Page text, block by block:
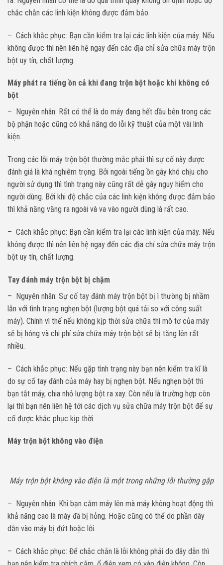
chắc chắn các linh kiện không được đảm bảo.
– Cách khắc phục: Bạn cần kiểm tra lại các linh kiện của máy. Nếu
không được thì nên liên hệ ngay đến các địa chỉ sửa chữa máy trộn
bột uy tín, chất lượng.
Máy phát ra tiếng ồn cả khi đang trộn bột hoặc khi không có
bột
– Nguyên nhân: Rất có thể là do máy đang hết dầu bên trong các
bộ phận hoặc cũng có khả năng do lỗi kỹ thuật của một vài linh
kiện.
Trong các lỗi máy trộn bột thường mắc phải thì sự cố này được
đánh giá là khá nghiêm trọng. Bởi ngoài tiếng ồn gây khó chịu cho
người sử dụng thì tình trạng này cũng rất dễ gây nguy hiểm cho
người dùng. Bởi khi độ chắc của các linh kiện không được đảm bảo
thì khả năng văng ra ngoài và va vào người dùng là rất cao.
– Cách khắc phục: Bạn cần kiểm tra lại các linh kiện của máy. Nếu
không được thì nên liên hệ ngay đến các địa chỉ sửa chữa máy trộn
bột uy tín, chất lượng.
Tay đánh máy trộn bột bị chậm
– Nguyên nhân: Sự cố tay đánh máy trộn bột bị ì thường bị nhầm
lẫn với tình trạng nghẹn bột (lượng bột quá tải so với công suất
máy). Chính vì thế nếu không kịp thời sửa chữa thì mô tơ của máy
sẽ bị hỏng và chi phí sửa chữa máy trộn bột sẽ bị tăng lên rất
nhiều.
– Cách khắc phục: Nếu gặp tình trạng này bạn nên kiểm tra kĩ là
do sự cố tay đánh của máy hay bị nghẹn bột. Nếu nghẹn bột thì
bạn tắt máy, chia nhỏ lượng bột ra xay. Còn nếu là trường hợp còn
lại thì bạn nên liên hệ tới các dịch vụ sửa chữa máy trộn bột để sự
cố được khắc phục kịp thời.
Máy trộn bột không vào điện
Máy trộn bột không vào điện là một trong những lỗi thường gặp
– Nguyên nhân: Khi bạn cắm máy lên mà máy không hoạt động thì
khả năng cao là máy đã bị hỏng. Hoặc cũng có thể do phần dây
dẫn vào máy bị đứt hoặc lỗi.
– Cách khắc phục: Để chắc chắn là lỗi không phải do dây dẫn thì